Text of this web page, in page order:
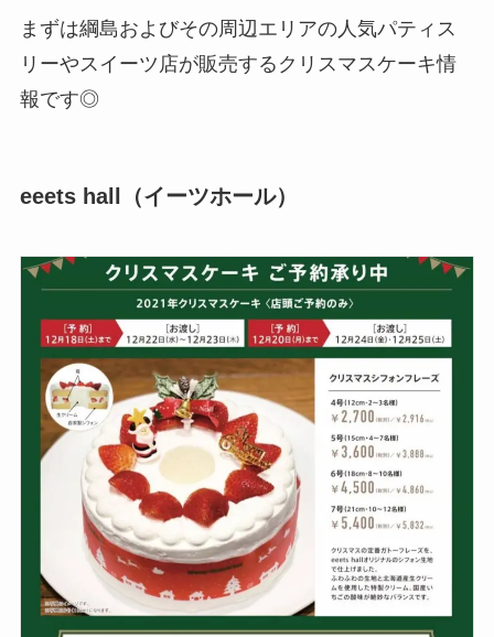
まずは綱島およびその周辺エリアの人気パティス
リーやスイーツ店が販売するクリスマスケーキ情
報です◎
eeets hall（イーツホール）